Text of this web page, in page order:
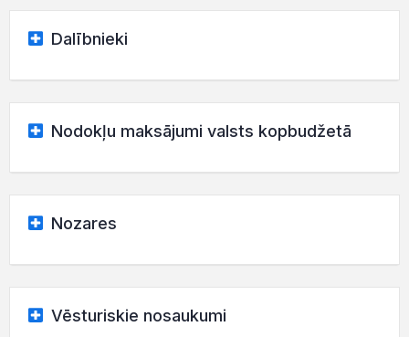
Dalībnieki
Nodokļu maksājumi valsts kopbudžetā
Nozares
Vēsturiskie nosaukumi